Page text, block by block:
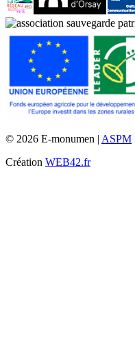
© 2026 E-monumen | ASPM
Création WEB42.fr